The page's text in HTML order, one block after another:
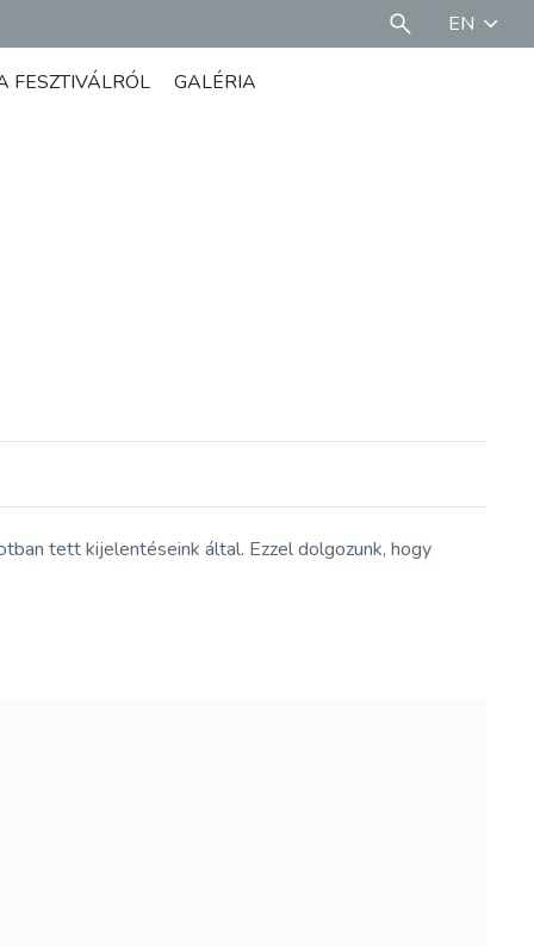
EN
FESZTIVÁLRÓL GALÉRIA
tett kijelentéseink által. Ezzel dolgozunk, hogy